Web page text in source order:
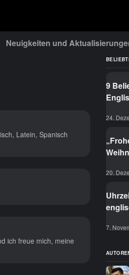
Neuigkeiten und
Latein, Spanisch
ich freue mich, meine
9
24.
20.
7.